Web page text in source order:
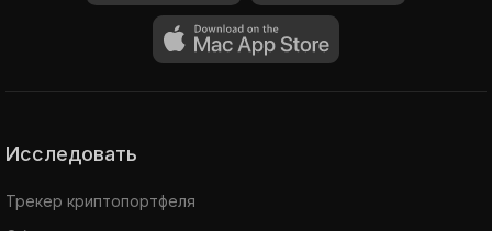
Исследовать
Трекер криптопортфеля